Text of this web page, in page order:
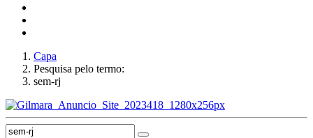
Capa
Pesquisa pelo termo:
sem-rj